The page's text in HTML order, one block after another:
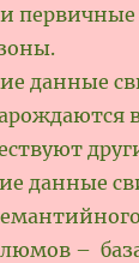
данные
данные
–